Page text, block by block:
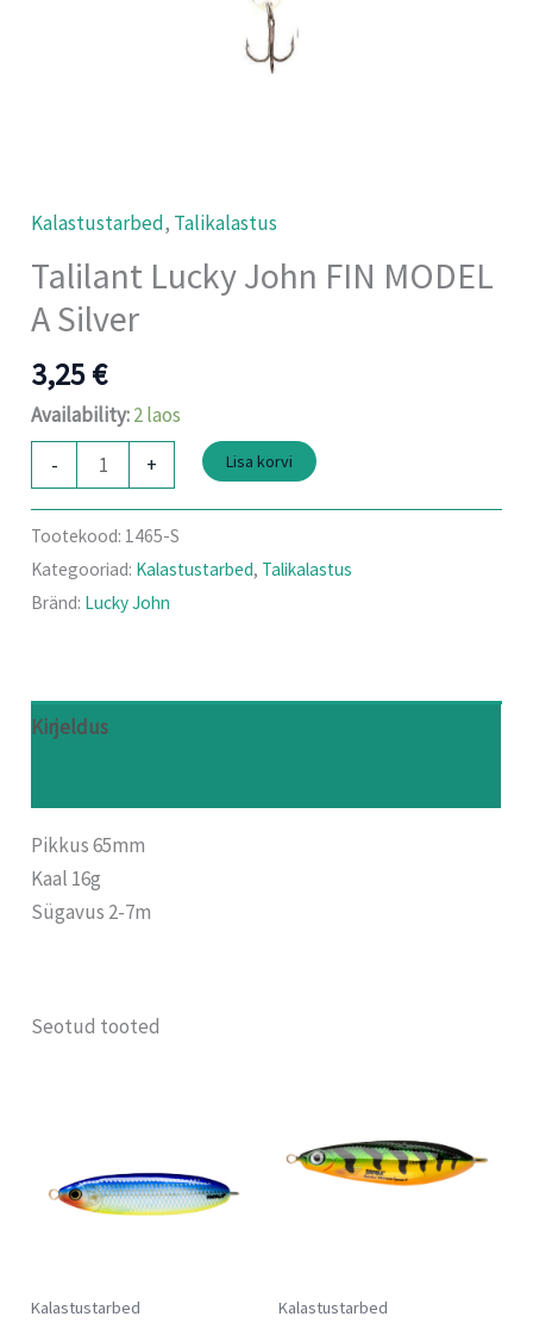
Kalastustarbed, Talikalastus
Talilant Lucky John FIN MODEL
A Silver
3,25€
Availability:2 laos
-
+ Lisa korvi
Tootekood: 1465-S
Kategooriad: Kalastustarbed, Talikalastus
Bränd: Lucky John
Kirjeldus
Pikkus 65mm
Kaal 16g
Sügavus 2-7m
Seotud tooted
Kalastustarbed Kalastustarbed